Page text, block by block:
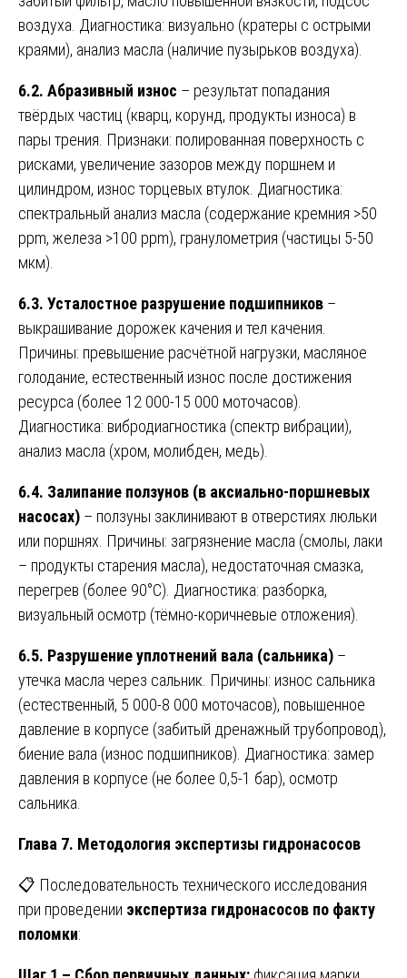
воздуха. Диагностика: визуально (кратеры с острыми
краями), анализ масла (наличие пузырьков воздуха).
6.2. Абразивный износ – результат попадания
твёрдых частиц (кварц, корунд, продукты износа) в
пары трения. Признаки: полированная поверхность с
рисками, увеличение зазоров между поршнем и
цилиндром, износ торцевых втулок. Диагностика:
спектральный анализ масла (содержание кремния >50
ppm, железа >100 ppm), гранулометрия (частицы 5-50
мкм).
6.3. Усталостное разрушение подшипников –
выкрашивание дорожек качения и тел качения.
Причины: превышение расчётной нагрузки, масляное
голодание, естественный износ после достижения
ресурса (более 12 000-15 000 моточасов).
Диагностика: вибродиагностика (спектр вибрации),
анализ масла (хром, молибден, медь).
6.4. Залипание ползунов (в аксиально-поршневых
насосах) – ползуны заклинивают в отверстиях люльки
или поршнях. Причины: загрязнение масла (смолы, лаки
– продукты старения масла), недостаточная смазка,
перегрев (более 90°C). Диагностика: разборка,
визуальный осмотр (тёмно-коричневые отложения).
6.5. Разрушение уплотнений вала (сальника) –
утечка масла через сальник. Причины: износ сальника
(естественный, 5 000-8 000 моточасов), повышенное
давление в корпусе (забитый дренажный трубопровод),
биение вала (износ подшипников). Диагностика: замер
давления в корпусе (не более 0,5-1 бар), осмотр
сальника.
Глава 7. Методология экспертизы гидронасосов
📋 Последовательность технического исследования
при проведении экспертиза гидронасосов по факту
поломки: